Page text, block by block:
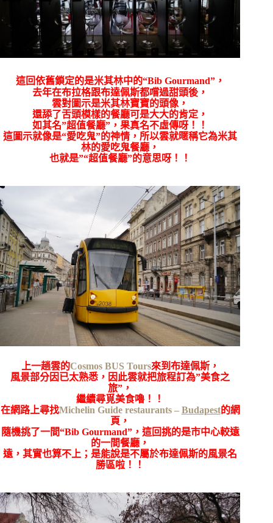
這回依舊鎖定的是米其林中的“Bib Gourmand”，
去年在布拉格跟布達佩斯都嚐過甜頭後，
雲對圖示是米其林寶寶的頭像，
還舔了舌頭模樣的餐廳可是大大的肯定，
如其名”超值餐廳”，果真名不虛傳呀！！
這圖示就像是“愛吃鬼”的神情，所以雲就暱稱它為米其
林的愛吃鬼餐廳，
也就是”“超值餐廳”的意思呀！！
上一趟雲的Cosmos BUS Tours來到布達佩斯，
風景部分因已太熟悉，因此雲就把旅程訂為”美食之
旅”，
繼續尋覓美食嚕！！
在網路上尋找Michelin Guide restaurants – Budapest的網
頁，
隨機挑了一間“Bib Gourmand”，這回挑的是市中心較遠
的一間餐廳，
遠，其實也算不上；是能說是不屬於布達佩斯的風景名
勝區啦！！